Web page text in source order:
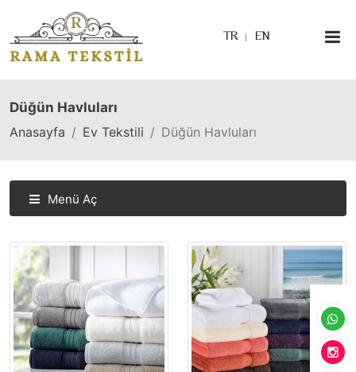
TR EN
Düğün Havluları
Anasayfa
Ev Tekstili Düğün Havluları
Menü Aç